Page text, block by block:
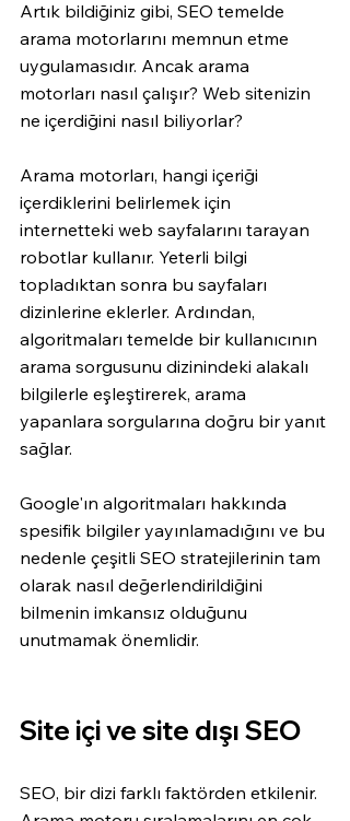
Artık bildiğiniz gibi, SEO temelde
arama motorlarını memnun etme
uygulamasıdır. Ancak arama
motorları nasıl çalışır? Web sitenizin
ne içerdiğini nasıl biliyorlar?
Arama motorları, hangi içeriği
içerdiklerini belirlemek için
internetteki web sayfalarını tarayan
robotlar kullanır. Yeterli bilgi
topladıktan sonra bu sayfaları
dizinlerine eklerler. Ardından,
algoritmaları temelde bir kullanıcının
arama sorgusunu dizinindeki alakalı
bilgilerle eşleştirerek, arama
yapanlara sorgularına doğru bir yanıt
sağlar.
Google'ın algoritmaları hakkında
spesifik bilgiler yayınlamadığını ve bu
nedenle çeşitli SEO stratejilerinin tam
olarak nasıl değerlendirildiğini
bilmenin imkansız olduğunu
unutmamak önemlidir.
Site içi ve site dışı SEO
SEO, bir dizi farklı faktörden etkilenir.